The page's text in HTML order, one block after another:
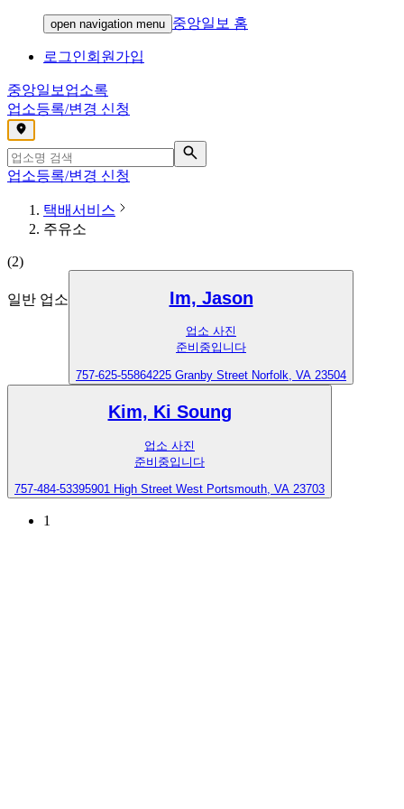
open navigation menu 중앙일보 홈
로그인회원가입
중앙일보 업소록
업소등록/변경 신청
,
업소등록/변경 신청
택배서비스
주유소
(2)
일반 업소 Im, Jason
업소 사진
준비중입니다
757-625-55864225 Granby Street Norfolk, VA 23504
Kim, Ki Soung
업소 사진
준비중입니다
757-484-53395901 High Street West Portsmouth, VA 23703
1